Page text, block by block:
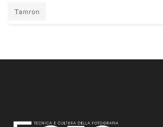
Tamron